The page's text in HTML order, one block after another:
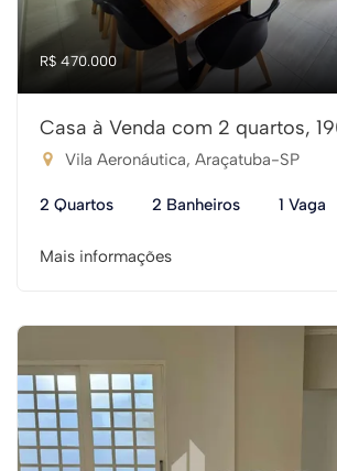
R$ 470.000
Casa à Venda com 2 quartos,
Vila Aeronáutica, Araçatuba-SP
2 Quartos 2 Banheiros 1 Vaga
Mais informações